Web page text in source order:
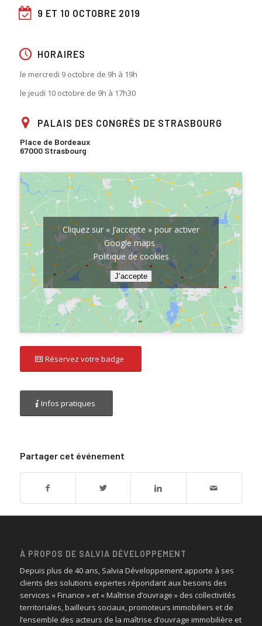
9 ET 10 OCTOBRE 2019
HORAIRES
le mercredi 9 octobre de 9h à 19h
le jeudi 10 octobre de 9h à 17h30
PALAIS DES CONGRÈS DE STRASBOURG
Place de Bordeaux
67000 Strasbourg
Cliquez sur « J’accepte » pour activer
Google maps
Politique de cookies
J’accepte
Réservez votre badge
Infos pratiques
Partager cet événement
À PROPOS DE SALVIA DÉVELOPPEMENT
Depuis plus de 40 ans, Salvia Développement apporte à ses
clients des solutions expertes répondant aux besoins des
services « Finance » et « Maîtrise d’ouvrage » des collectivités
territoriales, bailleurs sociaux, promoteurs immobiliers et de
l’ensemble des acteurs de la maîtrise d’ouvrage immobilière et